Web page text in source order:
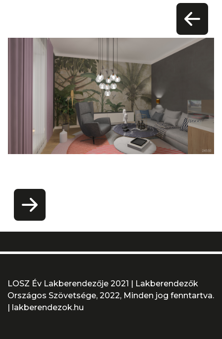
LOSZ Év Lakberendezője 2021 | Lakberendezők
Országos Szövetsége, 2022, Minden jog fenntartva.
| lakberendezok.hu